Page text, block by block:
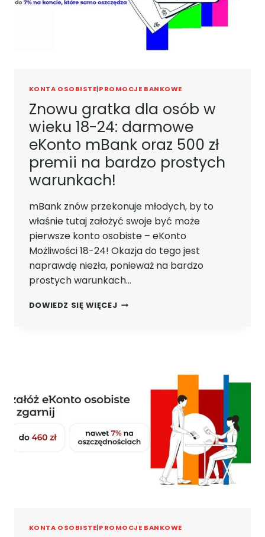
NA
KONTA OSOBISTE|PROMOCJE BANKOWE
Znowu gratka dla osób w
wieku 18-24: darmowe
eKonto mBank oraz 500 zł
premii na bardzo prostych
warunkach!
mBank znów przekonuje młodych, by to
właśnie tutaj założyć swoje być może
pierwsze konto osobiste – eKonto
Możliwości 18-24! Okazja do tego jest
naprawdę niezła, ponieważ na bardzo
prostych warunkach…
DOWIEDZ SIĘ WIĘCEJZNOWU
DARMOWE
ORAZ
500
KONTA OSOBISTE|PROMOCJE BANKOWE